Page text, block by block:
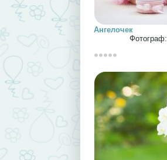
Ангелочек
Фотограф: